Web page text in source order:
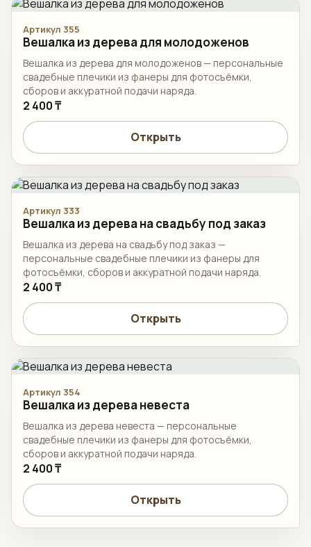
Артикул 355
Вешалка из дерева для молодоженов
Вешалка из дерева для молодоженов — персональные
свадебные плечики из фанеры для фотосъёмки,
сборов и аккуратной подачи наряда.
2 400 ₸
Открыть
Артикул 333
Вешалка из дерева на свадьбу под заказ
Вешалка из дерева на свадьбу под заказ —
персональные свадебные плечики из фанеры для
фотосъёмки, сборов и аккуратной подачи наряда.
2 400 ₸
Открыть
Артикул 354
Вешалка из дерева невеста
Вешалка из дерева невеста — персональные
свадебные плечики из фанеры для фотосъёмки,
сборов и аккуратной подачи наряда.
2 400 ₸
Открыть